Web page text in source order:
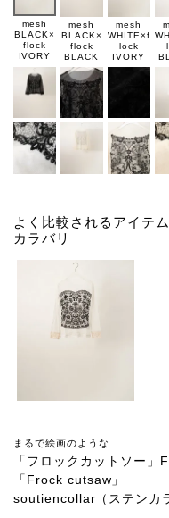
mesh
BLACK×
flock
IVORY
mesh
BLACK×
flock
BLACK
mesh
WHITE×f
lock
IVORY
よく比較されるアイテ
カラバリ
まるで絵画のような
「フロックカットソー」
「Frock cutsaw」
soutiencollar（ステンカ